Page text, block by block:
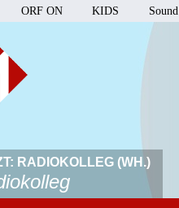
ORF ON KIDS Sound
RADIOKOLLEG (WH.)